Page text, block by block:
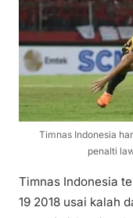
Timnas Indonesia
penalti
Timnas Indonesia
19 2018 usai kalah